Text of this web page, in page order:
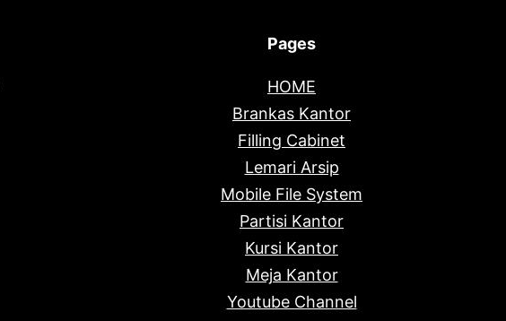
Pages
HOME
Brankas Kantor
Filling Cabinet
Lemari Arsip
Mobile File System
Partisi Kantor
Kursi Kantor
Meja Kantor
Youtube Channel